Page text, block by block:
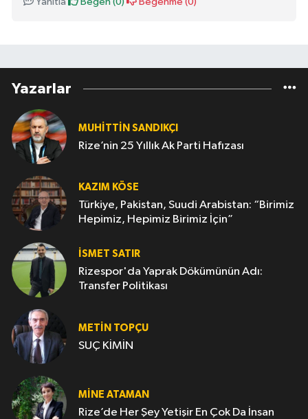
Yazarlar
MUHITTIN SANDIKÇI
Rize’nin 25 Yıllık Ak Parti Hafızası
KAZIM KÖSE
Türkiye, Pakistan, Suudi Arabistan: “Birimiz
Hepimiz, Hepimiz Birimiz İçin”
İSMET SATIR
Rizespor'da Yaprak Dökümünün Adı:
Transfer Politikası
METIN TOPÇU
SUÇ KİMİN
MINE ATAMAN
Rize’de Her Şey Yetişir En Çok Da İnsan